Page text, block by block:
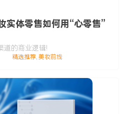
实体零售如何用“心零售”
道的商业逻辑!
精选推荐,美妆前线